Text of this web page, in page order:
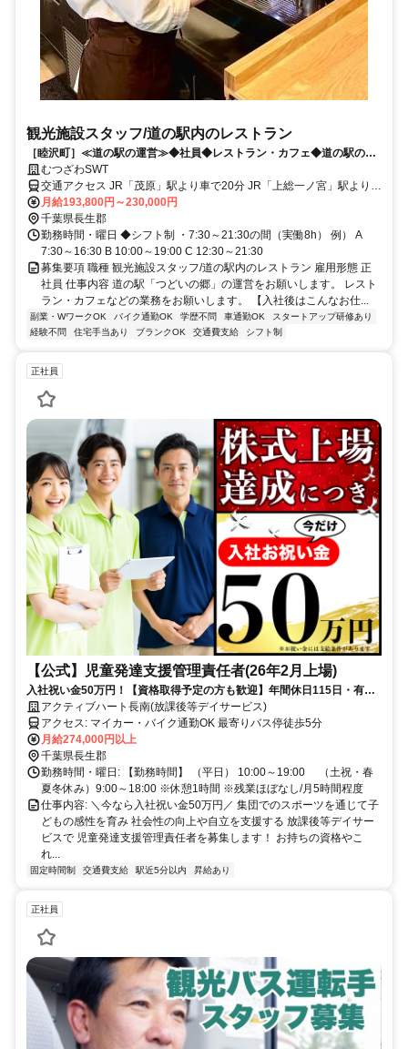
観光施設スタッフ/道の駅内のレストラン
［睦沢町］≪道の駅の運営≫◆社員◆レストラン・カフェ◆道の駅のお
仕事に尽力しませんか！
むつざわSWT
交通アクセス JR「茂原」駅より車で20分 JR「上総一ノ宮」駅より車
で15分 ■交通費支給（規定内） ★バイク・自転車通勤OK ★マイカー
通勤可
月給193,800円～230,000円
千葉県長生郡
勤務時間・曜日 ◆シフト制 ・7:30～21:30の間（実働8h） 例） A
7:30～16:30 B 10:00～19:00 C 12:30～21:30
募集要項 職種 観光施設スタッフ/道の駅内のレストラン 雇用形態 正
社員 仕事内容 道の駅「つどいの郷」の運営をお願いします。 レスト
ラン・カフェなどの業務をお願いします。 【入社後はこんなお仕...
副業・WワークOK バイク通勤OK 学歴不問 車通勤OK
スタートアップ研修あり
経験不問
住宅手当あり ブランクOK 交通費支給 シフト制
正社員
【公式】児童発達支援管理責任者(26年2月上場)
入社祝い金50万円！【資格取得予定の方も歓迎】年間休日115日・有給
消化率100％／完全週休2日制
アクティブハート長南(放課後等デイサービス)
アクセス: マイカー・バイク通勤OK 最寄りバス停徒歩5分
月給274,000円以上
千葉県長生郡
勤務時間・曜日: 【勤務時間】 （平日） 10:00～19:00 （土祝・春
夏冬休み）9:00～18:00 ※休憩1時間 ※残業ほぼなし/月5時間程度
仕事内容: ＼今なら入社祝い金50万円／ 集団でのスポーツを通じて子
どもの感性を育み 社会性の向上や自立を支援する 放課後等デイサー
ビスで 児童発達支援管理責任者を募集します！ お持ちの資格やこ
れ...
固定時間制 交通費支給 駅近5分以内 昇給あり
正社員